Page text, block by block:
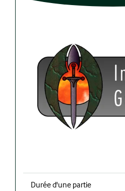
Durée d'une partie